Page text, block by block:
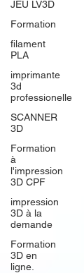
JEU LV3D
Formation
filament
PLA
imprimante
3d
professionelle
SCANNER
3D
Formation
à
l'impression
3D CPF
impression
3D à la
demande
Formation
3D en
ligne.